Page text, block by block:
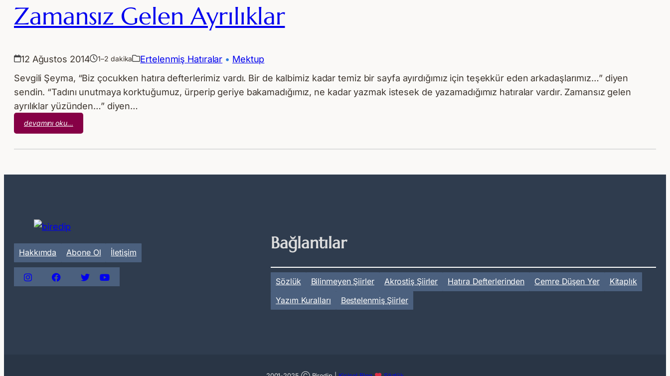
Zamansız Gelen Ayrılıklar
12 Ağustos 2014 1–2 dakika Ertelenmiş Hatıralar • Mektup
Sevgili Şeyma, “Biz çocukken hatıra defterlerimiz vardı. Bir de kalbimiz kadar temiz bir sayfa ayırdığımız için teşekkür eden arkadaşlarımız…” diyen
sendin. “Tadını unutmaya korktuğumuz, ürperip geriye bakamadığımız, ne kadar yazmak istesek de yazamadığımız hatıralar vardır. Zamansız gelen
ayrılıklar yüzünden…” diyen…
devamını oku…
Zamansız
Hakkımda Abone Ol İletişim Bağlantılar
Sözlük Bilinmeyen Şiirler Akrostiş Şiirler Hatıra Defterlerinden Cemre Düşen Yer
Kitaplık
Yazım Kuralları
Bestelenmiş Şiirler